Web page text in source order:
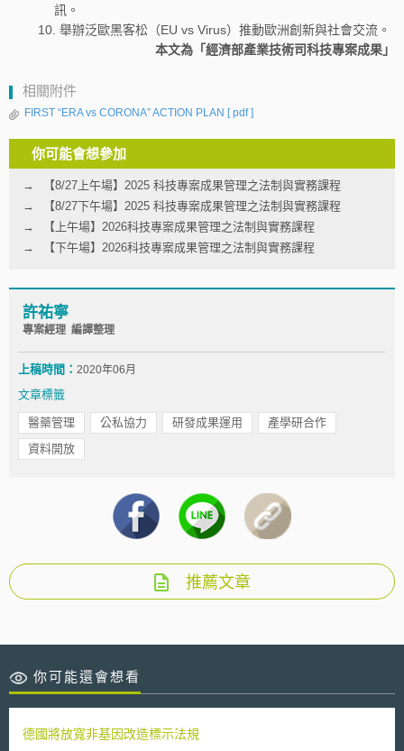
訊。
舉辦泛歐黑客松（EU vs Virus）推動歐洲創新與社會交流。
本文為「經濟部產業技術司科技專案成果」
相關附件
FIRST “ERA vs CORONA” ACTION PLAN [ pdf ]
你可能會想參加
【8/27上午場】2025 科技專案成果管理之法制與實務課程
【8/27下午場】2025 科技專案成果管理之法制與實務課程
【上午場】2026科技專案成果管理之法制與實務課程
【下午場】2026科技專案成果管理之法制與實務課程
許祐寧
專案經理 編譯整理
上稿時間： 2020年06月
文章標籤
醫藥管理 公私協力 研發成果運用
產學研合作
資料開放
推薦文章
你可能還會想看
德國將放寬非基因改造標示法規